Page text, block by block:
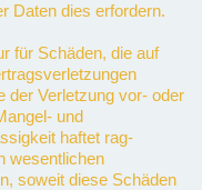
Daten dies erfordern.
für Schäden, die auf
der Verletzung vor- oder
und
haftet rag-
wesentlichen
soweit diese Schäden